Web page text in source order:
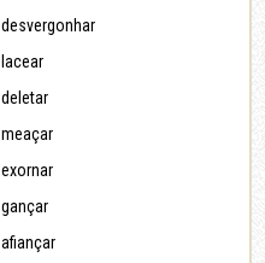
desvergonhar
lacear
deletar
meaçar
exornar
gançar
afiançar